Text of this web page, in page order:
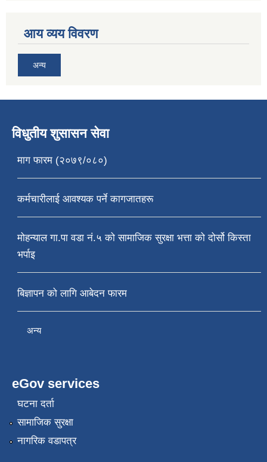
आय व्यय विवरण
अन्य
विधुतीय शुसासन सेवा
माग फारम (२०७९/०८०)
कर्मचारीलाई आवश्यक पर्ने कागजातहरू
मोहन्याल गा.पा वडा नं.५ को सामाजिक सुरक्षा भत्ता को दोर्सो किस्ता
भर्पाइ
बिज्ञापन को लागि आबेदन फारम
अन्य
eGov services
घटना दर्ता
सामाजिक सुरक्षा
नागरिक वडापत्र